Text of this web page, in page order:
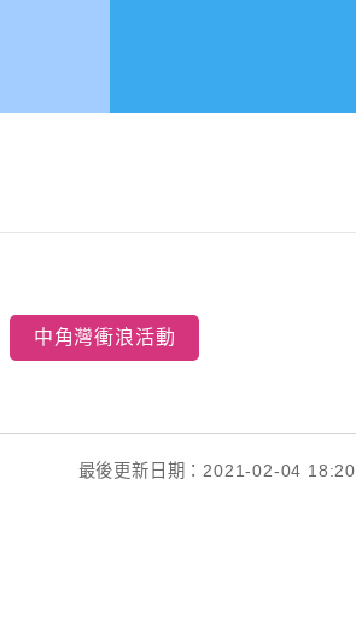
中角灣衝浪活動
最後更新日期：2021-02-04 18:20